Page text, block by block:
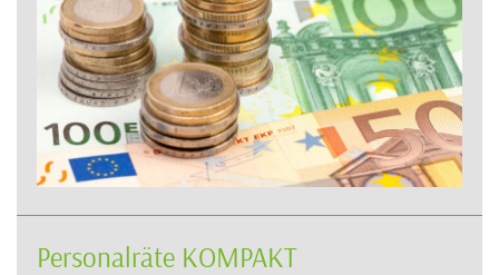
Personalräte KOMPAKT